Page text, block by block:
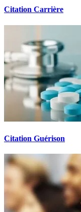
Citation Carrière
Citation Guérison